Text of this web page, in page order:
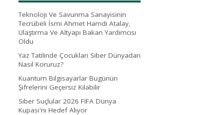
Teknoloji Ve Savunma Sanayisinin
Tecrübeli İsmi Ahmet Hamdi Atalay,
Ulaştırma Ve Altyapı Bakan Yardımcısı
Oldu
Yaz Tatilinde Çocukları Siber Dünyadan
Nasıl Koruruz?
Kuantum Bilgisayarlar Bugünün
Şifrelerini Geçersiz Kılabilir
Siber Suçlular 2026 FIFA Dünya
Kupası'nı Hedef Alıyor